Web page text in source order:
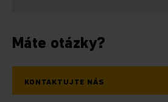
Máte otázky?
KONTAKTUJTE NÁS